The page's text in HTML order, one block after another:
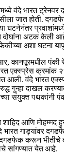
वंदे भारत
जात होती.
घटनेनंतर
दोघांना अटक केली
अशा घटना
कानपूरमधील
एक्स्प्रेस क्रमांक
आली. वंदे भारत
गुन्हा दाखल
संयुक्त पथकांनी
शाहिद आणि
भारत गाड्यांवर
करून भीतीचे
सांगण्यात येत आहे.